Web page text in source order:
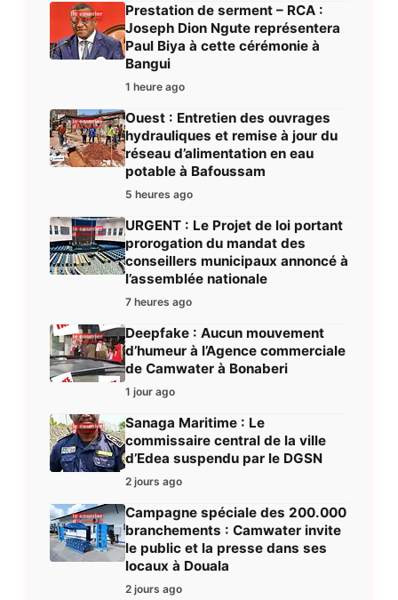
Prestation de serment – RCA :
Joseph Dion Ngute représentera
Paul Biya à cette cérémonie à
Bangui
1 heure ago
Ouest : Entretien des ouvrages
hydrauliques et remise à jour du
réseau d’alimentation en eau
potable à Bafoussam
5 heures ago
URGENT : Le Projet de loi portant
prorogation du mandat des
conseillers municipaux annoncé à
l’assemblée nationale
7 heures ago
Deepfake : Aucun mouvement
d’humeur à l’Agence commerciale
de Camwater à Bonaberi
1 jour ago
Sanaga Maritime : Le
commissaire central de la ville
d’Edea suspendu par le DGSN
2 jours ago
Campagne spéciale des 200.000
branchements : Camwater invite
le public et la presse dans ses
locaux à Douala
2 jours ago